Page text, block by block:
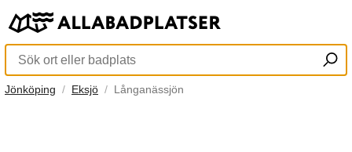
Jönköping Eksjö Långanässjön